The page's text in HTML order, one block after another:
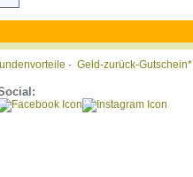
· Geld-zurück-Gutschein*